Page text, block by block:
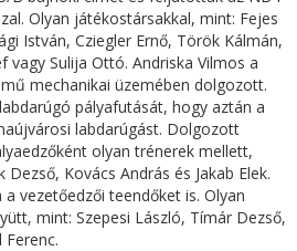
Olyan játékostársakkal, mint: Fejes
István, Cziegler Ernő, Török Kálmán,
vagy Sulija Ottó. Andriska Vilmos a
mechanikai üzemében dolgozott.
pályafutását, hogy aztán a
labdarúgást. Dolgozott
olyan trénerek mellett,
Kovács András és Jakab Elek.
vezetőedzői teendőket is. Olyan
mint: Szepesi László, Tímár Dezső,